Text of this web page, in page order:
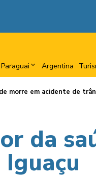
Paraguai Argentina
morre em acidente de
da
Iguaçu